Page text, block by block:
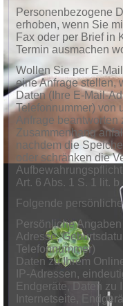
Personenbezogene
erhoben, wenn Sie
Fax oder per Brief in
Termin ausmachen
Wollen Sie per E-
eine Anfrage stellen,
Daten (Ihre E-Mail-
Telefonnummer) von
Anfrage beantworten
Zusammenhang
nachdem die
oder schränken die
Art. 6 Abs. 1 S. 1 lit.
Folgende
Persönliche
Adresse,
Telefonnummer)
Daten zu Ihrem
IP-Adressen,
Endgeräte, Daten zu
Internetseite,